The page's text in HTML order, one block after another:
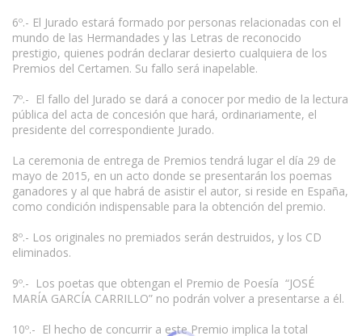
6º.- El Jurado estará formado por personas relacionadas con el
mundo de las Hermandades y las Letras de reconocido
prestigio, quienes podrán declarar desierto cualquiera de los
Premios del Certamen. Su fallo será inapelable.
7º.- El fallo del Jurado se dará a conocer por medio de la lectura
pública del acta de concesión que hará, ordinariamente, el
presidente del correspondiente Jurado.
La ceremonia de entrega de Premios tendrá lugar el día 29 de
mayo de 2015, en un acto donde se presentarán los poemas
ganadores y al que habrá de asistir el autor, si reside en España,
como condición indispensable para la obtención del premio.
8º.- Los originales no premiados serán destruidos, y los CD
eliminados.
9º.- Los poetas que obtengan el Premio de Poesía “JOSÉ
MARÍA GARCÍA CARRILLO” no podrán volver a presentarse a él.
10º.- El hecho de concurrir a este Premio implica la total